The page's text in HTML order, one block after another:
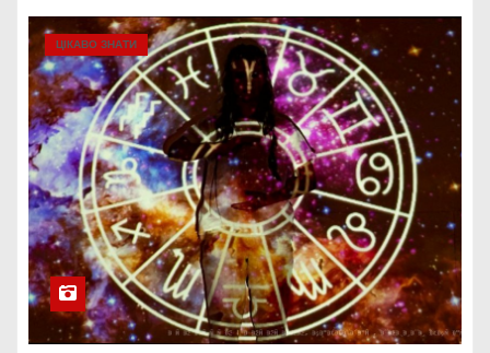
ЦІКАВО ЗНАТИ